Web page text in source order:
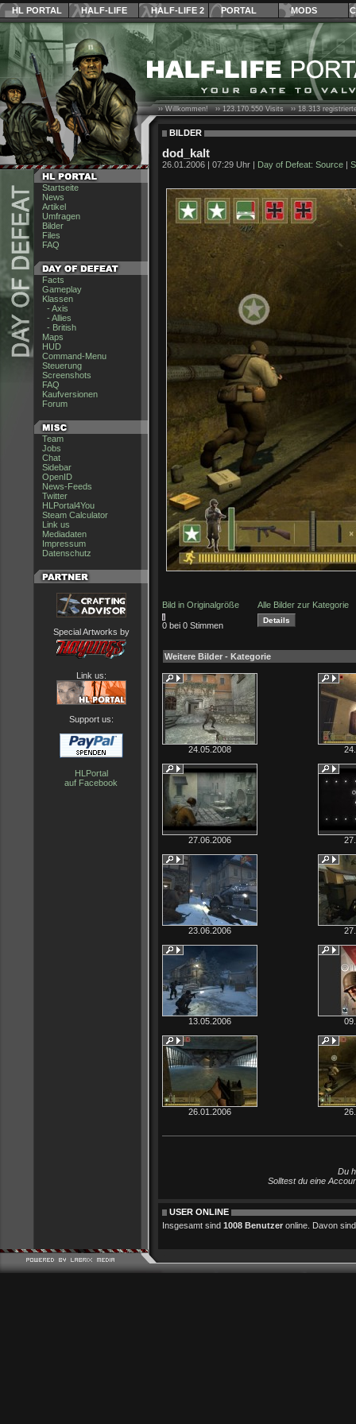
HL PORTAL HALF-LIFE HALF-LIFE 2 PORTAL MODS
Startseite
News
Artikel
Umfragen
Bilder
Files
FAQ
Facts
Gameplay
Klassen
- Axis
- Allies
- British
Maps
HUD
Command-Menu
Steuerung
Screenshots
FAQ
Kaufversionen
Forum
Team
Jobs
Chat
Sidebar
OpenID
News-Feeds
Twitter
HLPortal4You
Steam Calculator
Link us
Mediadaten
Impressum
Datenschutz
Special Artworks by
Link us:
Support us:
HLPortal
auf Facebook
›› Willkommen! ››123.170.550Visits ››18.313
BILDER
dod_kalt
26.01.2006 | 07:29 Uhr | Day of Defeat: Source |
Bild in Originalgröße Alle Bilder zur Kategorie
0 bei 0 Stimmen
Weitere Bilder - Kategorie
24.05.2008
27.06.2006
23.06.2006
13.05.2006
26.01.2006
Du
Solltest du eine
USER ONLINE
Insgesamt sind 1008 Benutzer online. Davon